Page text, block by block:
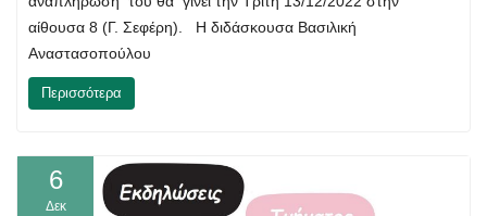
αίθουσα 8 (Γ. Σεφέρη). Η διδάσκουσα Βασιλική
Αναστασοπούλου
Περισσότερα
6
Δεκ